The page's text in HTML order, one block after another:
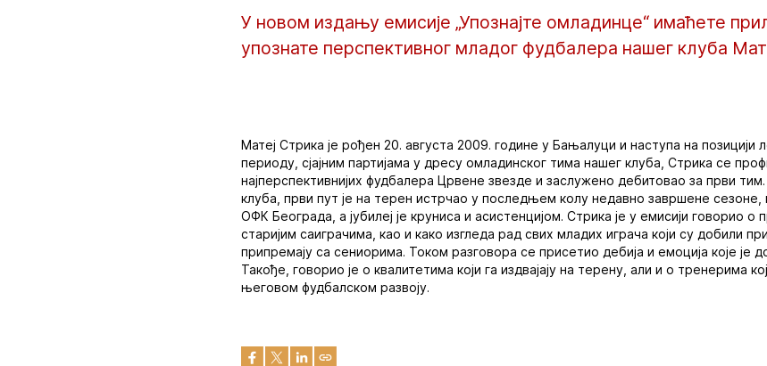
У новом издању емисије „Упознајте омладинце“ имаћете
упознате перспективног младог фудбалера нашег клуба
Матеј Стрика је рођен 20. августа 2009. године у Бањалуци и наступа на позицији
периоду, сјајним партијама у дресу омладинског тима нашег клуба, Стрика се
најперспективнијих фудбалера Црвене звезде и заслужено дебитовао за први
клуба, први пут је на терен истрчао у последњем колу недавно завршене сезоне,
ОФК Београда, а јубилеј је круниса и асистенцијом. Стрика је у емисији говорио
старијим саиграчима, као и како изгледа рад свих младих играча који су добили
припремају са сениорима. Током разговора се присетио дебија и емоција које је
Такође, говорио је о квалитетима који га издвајају на терену, али и о тренерима
његовом фудбалском развоју.